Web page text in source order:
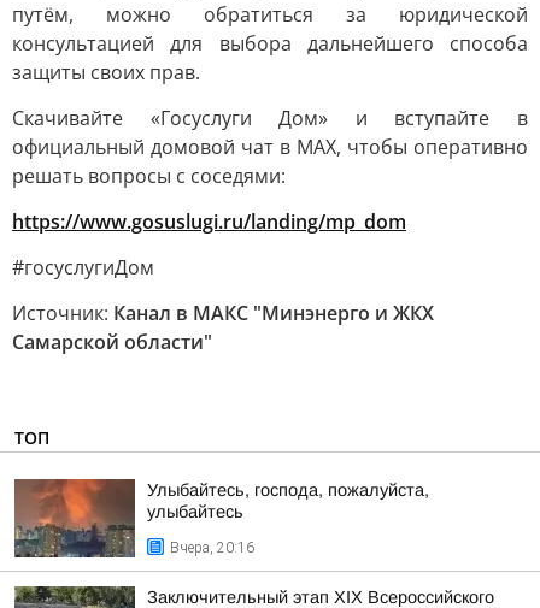
путём, можно обратиться за юридической
консультацией для выбора дальнейшего способа
защиты своих прав.
Скачивайте «Госуслуги Дом» и вступайте в
официальный домовой чат в MAX, чтобы оперативно
решать вопросы с соседями:
https://www.gosuslugi.ru/landing/mp_dom
#госуслугиДом
Источник: Канал в МАКС "Минэнерго и ЖКХ
Самарской области"
ТОП
Улыбайтесь, господа, пожалуйста,
улыбайтесь
Вчера, 20:16
Заключительный этап XIХ Всероссийского